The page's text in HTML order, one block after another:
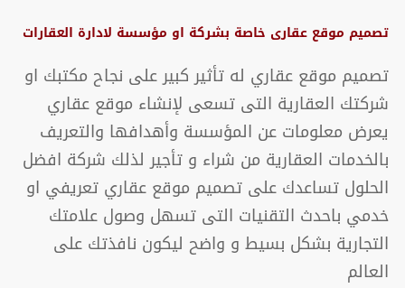
تصميم موقع عقارى خاصة بشركة او مؤسسة لادارة العقارات
تصميم موقع عقاري له تأثير كبير على نجاح مكتبك او
شركتك العقارية التى تسعى لإنشاء موقع عقاري
يعرض معلومات عن المؤسسة وأهدافها والتعريف
بالخدمات العقارية من شراء و تأجير لذلك شركة افضل
الحلول تساعدك على تصميم موقع عقاري تعريفي او
خدمي باحدث التقنيات التى تسهل وصول علامتك
التجارية بشكل بسيط و واضح ليكون نافذتك على
العالم